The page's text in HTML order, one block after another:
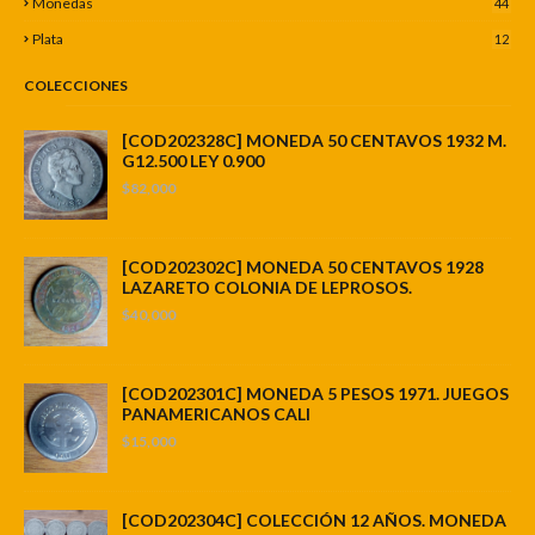
Plata 12
COLECCIONES
[COD202328C] MONEDA 50 CENTAVOS 1932 M.
G12.500 LEY 0.900
$82,000
[COD202302C] MONEDA 50 CENTAVOS 1928
LAZARETO COLONIA DE LEPROSOS.
$40,000
[COD202301C] MONEDA 5 PESOS 1971. JUEGOS
PANAMERICANOS CALI
$15,000
[COD202304C] COLECCIÓN 12 AÑOS. MONEDA